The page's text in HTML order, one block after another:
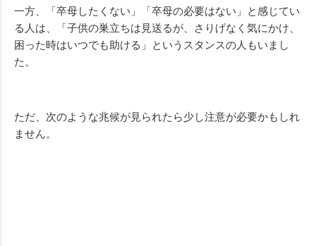
一方、「卒母したくない」「卒母の必要はない」と感じてい
る人は、「子供の巣立ちは見送るが、さりげなく気にかけ、
困った時はいつでも助ける」というスタンスの人もいまし
た。
ただ、次のような兆候が見られたら少し注意が必要かもしれ
ません。